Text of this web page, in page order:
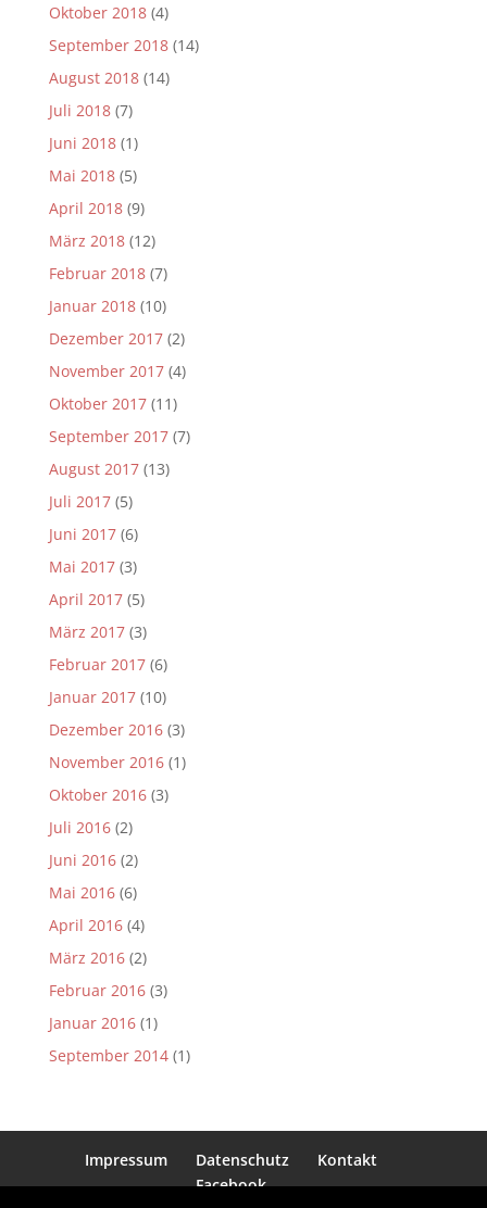
Oktober 2018(4)
September 2018(14)
August 2018(14)
Juli 2018(7)
Juni 2018(1)
Mai 2018(5)
April 2018(9)
März 2018(12)
Februar 2018(7)
Januar 2018(10)
Dezember 2017(2)
November 2017(4)
Oktober 2017(11)
September 2017(7)
August 2017(13)
Juli 2017(5)
Juni 2017(6)
Mai 2017(3)
April 2017(5)
März 2017(3)
Februar 2017(6)
Januar 2017(10)
Dezember 2016(3)
November 2016(1)
Oktober 2016(3)
Juli 2016(2)
Juni 2016(2)
Mai 2016(6)
April 2016(4)
März 2016(2)
Februar 2016(3)
Januar 2016(1)
September 2014(1)
Impressum Datenschutz
Kontakt
Facebook